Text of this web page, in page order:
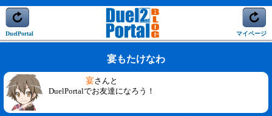
DuelPortal マイページ
宴もたけなわ
宴さんと
DuelPortalでお友達になろう！